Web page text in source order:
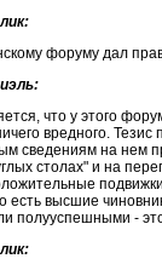
форуму дал
что у этого
вредного. Тезис
сведениям на нем
столах" и на
есть высшие
полууспешными -